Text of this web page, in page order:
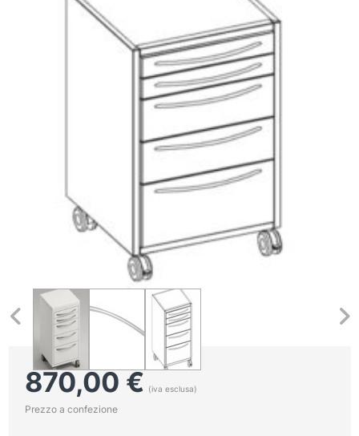
870,00€ (iva esclusa)
Prezzo a confezione